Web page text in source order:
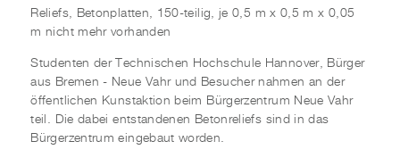
Reliefs, Betonplatten, 150-teilig, je 0,5 m x 0,5 m x 0,05
m nicht mehr vorhanden
Studenten der Technischen Hochschule Hannover, Bürger
aus Bremen - Neue Vahr und Besucher nahmen an der
öffentlichen Kunstaktion beim Bürgerzentrum Neue Vahr
teil. Die dabei entstandenen Betonreliefs sind in das
Bürgerzentrum eingebaut worden.